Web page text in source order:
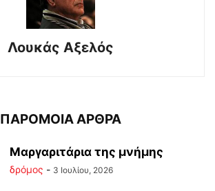
Λουκάς Αξελός
ΠΑΡΟΜΟΙΑ ΑΡΘΡΑ
Μαργαριτάρια της μνήμης
δρόμος - 3 Ιουλίου, 2026